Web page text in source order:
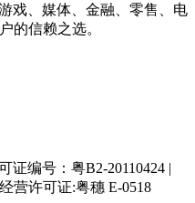
戏、媒体、金融、零售、电
的信赖之选。
证编号：粤B2-20110424 |
营许可证:粤穗 E-0518